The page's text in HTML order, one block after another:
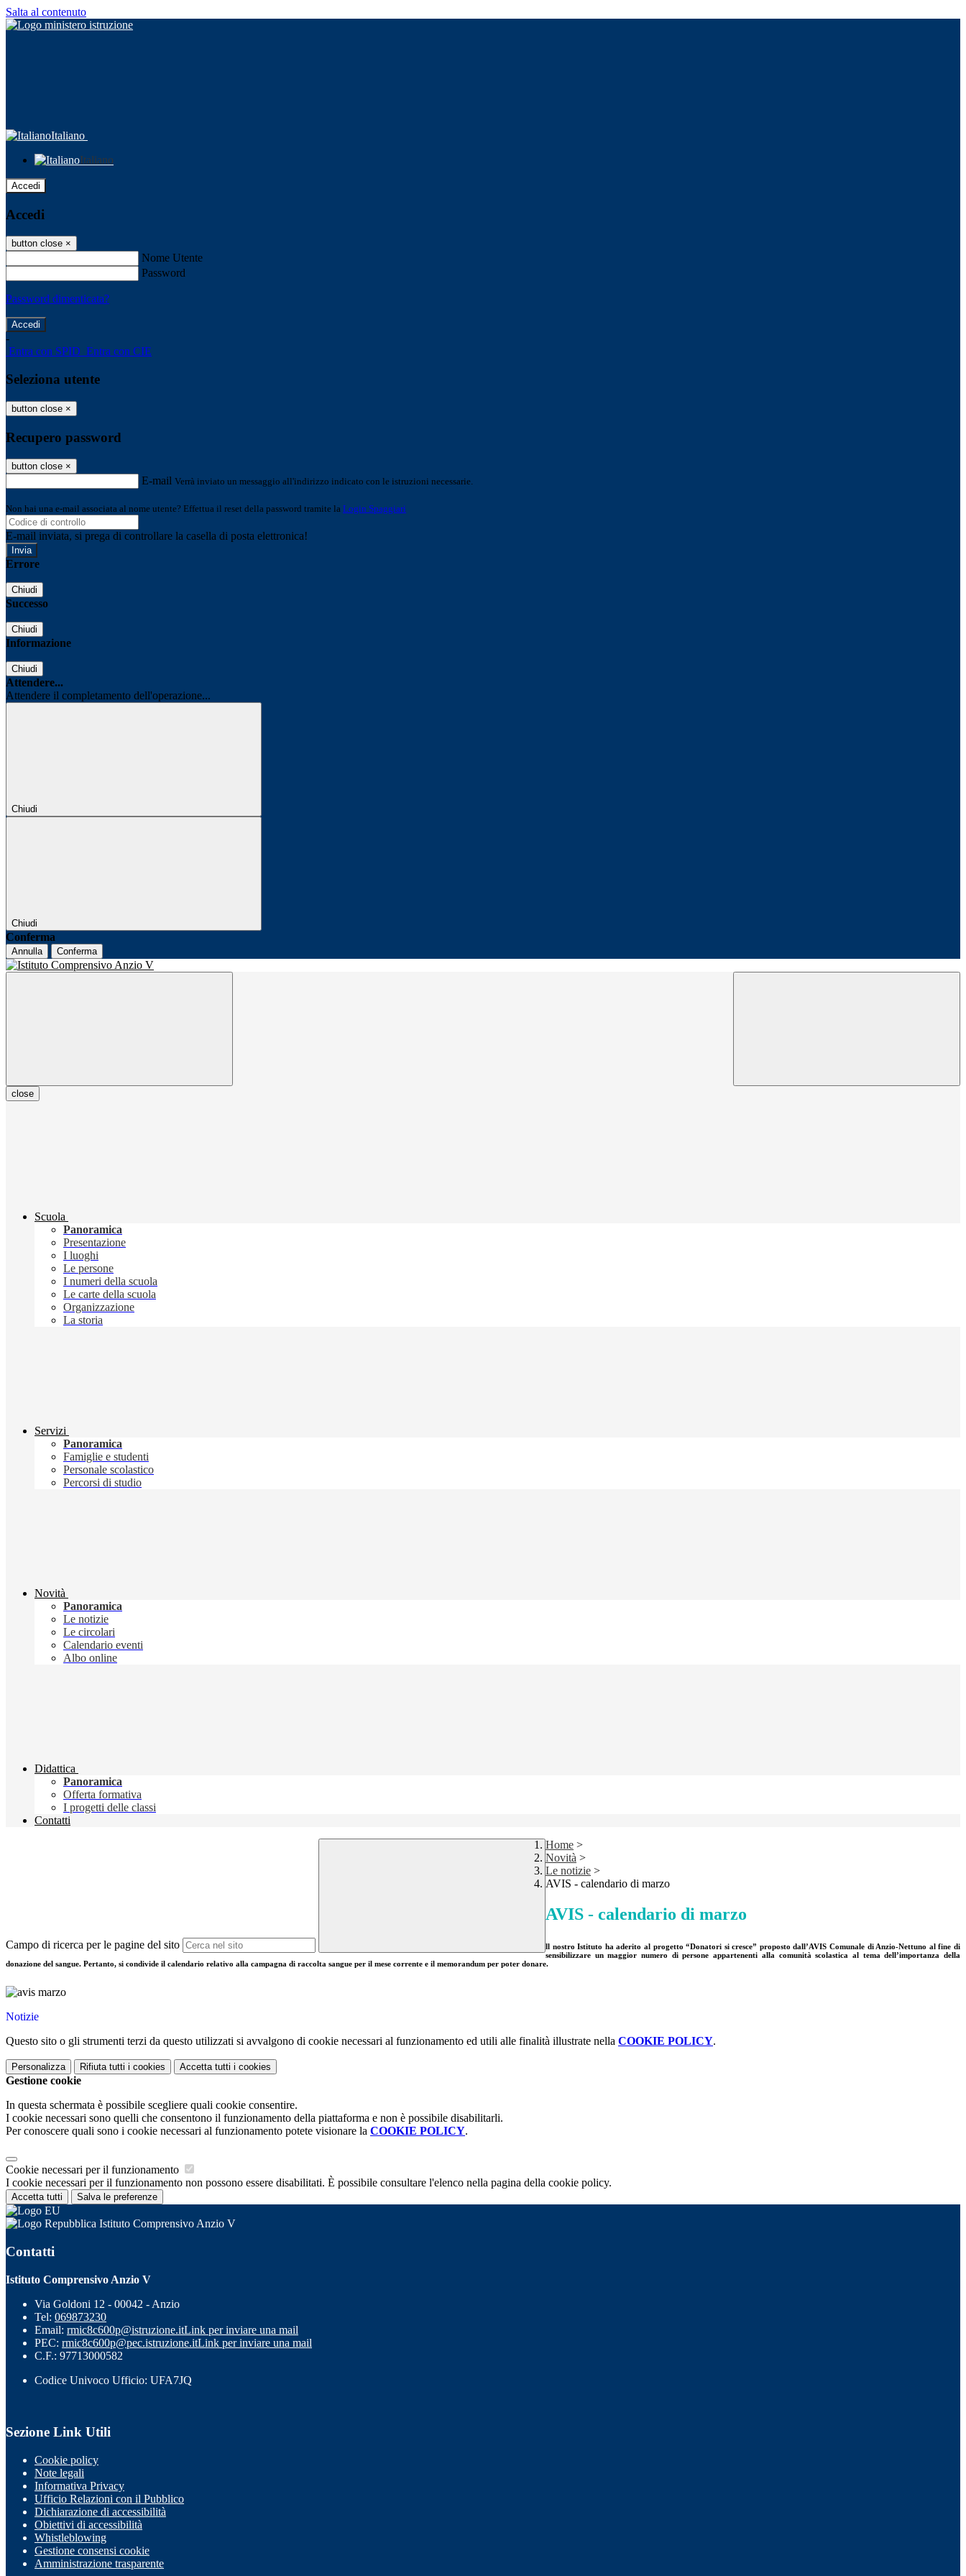
Salta al contenuto
Italiano
Italiano
Accedi
Accedi
button close ×
Nome Utente
Password
Password dimenticata?
-
Entra con SPID Entra con CIE
Seleziona utente
button close ×
Recupero password
button close ×
E-mail Verrà inviato un messaggio all'indirizzo indicato con le istruzioni necessarie.
Non hai una e-mail associata al nome utente? Effettua il reset della password tramite la Login Spaggiari
E-mail inviata, si prega di controllare la casella di posta elettronica!
Errore
Chiudi
Successo
Chiudi
Informazione
Chiudi
Attendere...
Attendere il completamento dell'operazione...
Chiudi
Chiudi
Conferma
Annulla Conferma
close
Scuola
Panoramica
Presentazione
I luoghi
Le persone
I numeri della scuola
Le carte della scuola
Organizzazione
La storia
Servizi
Panoramica
Famiglie e studenti
Personale scolastico
Percorsi di studio
Novità
Panoramica
Le notizie
Le circolari
Calendario eventi
Albo online
Didattica
Panoramica
Offerta formativa
I progetti delle classi
Contatti
Campo di ricerca per le pagine del sito
Home >
Novità >
Le notizie >
AVIS - calendario di marzo
AVIS - calendario di marzo
ll nostro Istituto ha aderito al progetto “Donatori si cresce” proposto dall’AVIS Comunale di Anzio-Nettuno al fine di
sensibilizzare un maggior numero di persone appartenenti alla comunità scolastica al tema dell’importanza della
donazione del sangue. Pertanto, si condivide il calendario relativo alla campagna di raccolta sangue per il mese corrente e il memorandum per poter donare.
Notizie
Questo sito o gli strumenti terzi da questo utilizzati si avvalgono di cookie necessari al funzionamento ed utili alle finalità illustrate nella COOKIE POLICY.
Personalizza Rifiuta tutti i cookies Accetta tutti i cookies
Gestione cookie
In questa schermata è possibile scegliere quali cookie consentire.
I cookie necessari sono quelli che consentono il funzionamento della piattaforma e non è possibile disabilitarli.
Per conoscere quali sono i cookie necessari al funzionamento potete visionare la COOKIE POLICY.
Cookie necessari per il funzionamento
I cookie necessari per il funzionamento non possono essere disabilitati. È possibile consultare l'elenco nella pagina della cookie policy.
Accetta tutti Salva le preferenze
Istituto Comprensivo Anzio V
Contatti
Istituto Comprensivo Anzio V
Via Goldoni 12 - 00042 - Anzio
Tel: 069873230
Email: rmic8c600p@istruzione.itLink per inviare una mail
PEC: rmic8c600p@pec.istruzione.itLink per inviare una mail
C.F.: 97713000582
Codice Univoco Ufficio: UFA7JQ
Sezione Link Utili
Cookie policy
Note legali
Informativa Privacy
Ufficio Relazioni con il Pubblico
Dichiarazione di accessibilità
Obiettivi di accessibilità
Whistleblowing
Gestione consensi cookie
Amministrazione trasparente